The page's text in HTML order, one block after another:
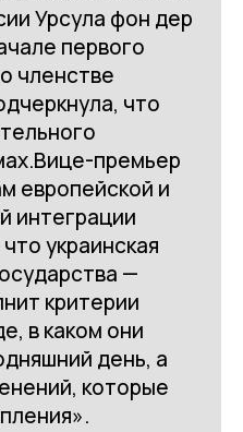
Урсула фон дер
первого
членстве
что
премьер
европейской и
интеграции
украинская
—
критерии
в каком они
день, а
которые